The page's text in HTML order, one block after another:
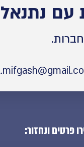
עם נתנאל
פרטים ונחזור: